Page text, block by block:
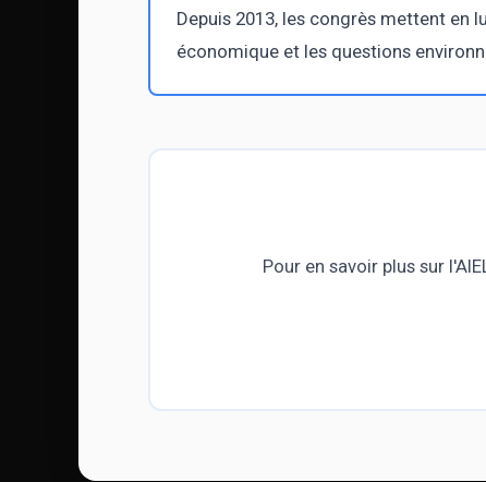
Depuis 2013, les congrès mettent en
économique et les questions
Pour en savoir plus sur